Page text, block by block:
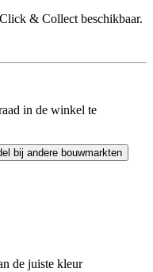
& Collect beschikbaar.
in de winkel te
bij andere bouwmarkten
de juiste kleur